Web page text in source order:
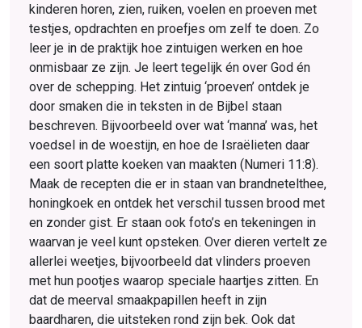
kinderen horen, zien, ruiken, voelen en proeven met
testjes, opdrachten en proefjes om zelf te doen. Zo
leer je in de praktijk hoe zintuigen werken en hoe
onmisbaar ze zijn. Je leert tegelijk én over God én
over de schepping. Het zintuig ‘proeven’ ontdek je
door smaken die in teksten in de Bijbel staan
beschreven. Bijvoorbeeld over wat ‘manna’ was, het
voedsel in de woestijn, en hoe de Israëlieten daar
een soort platte koeken van maakten (Numeri 11:8).
Maak de recepten die er in staan van brandnetelthee,
honingkoek en ontdek het verschil tussen brood met
en zonder gist. Er staan ook foto’s en tekeningen in
waarvan je veel kunt opsteken. Over dieren vertelt ze
allerlei weetjes, bijvoorbeeld dat vlinders proeven
met hun pootjes waarop speciale haartjes zitten. En
dat de meerval smaakpapillen heeft in zijn
baardharen, die uitsteken rond zijn bek. Ook dat